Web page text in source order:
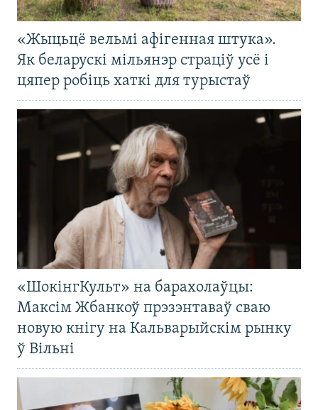
«Жыцьцё вельмі афігенная штука».
Як беларускі мільянэр страціў усё і
цяпер робіць хаткі для турыстаў
«ШокінгКульт» на барахолаўцы:
Максім Жбанкоў прэзэнтаваў сваю
новую кнігу на Кальварыйскім рынку
ў Вільні